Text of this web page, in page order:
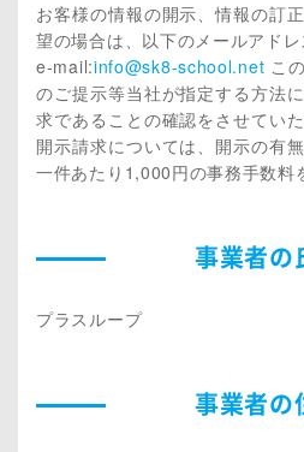
お客様の情報の開示、情報の訂
望の場合は、以下のメールアドレ
e-mail:info@sk8-school.net こ
のご提示等当社が指定する方法
求であることの確認をさせてい
開示請求については、開示の有
一件あたり1,000円の事務手数料
事業者の
プラスループ
事業者の